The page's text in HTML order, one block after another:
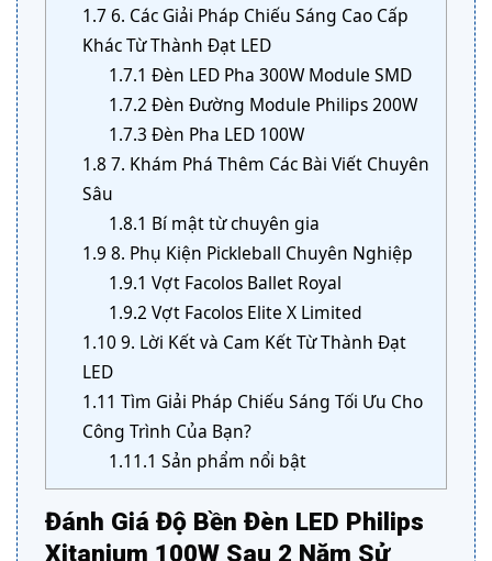
1.76. Các Giải Pháp Chiếu Sáng Cao Cấp
Khác Từ Thành Đạt LED
1.7.1 Đèn LED Pha 300W Module SMD
1.7.2 Đèn Đường Module Philips 200W
1.7.3 Đèn Pha LED 100W
1.8 7. Khám Phá Thêm Các Bài Viết Chuyên
Sâu
1.8.1 Bí mật từ chuyên gia
1.9 8. Phụ Kiện Pickleball Chuyên Nghiệp
1.9.1 Vợt Facolos Ballet Royal
1.9.2 Vợt Facolos Elite X Limited
1.10 9. Lời Kết và Cam Kết Từ Thành Đạt
LED
1.11 Tìm Giải Pháp Chiếu Sáng Tối Ưu Cho
Công Trình Của Bạn?
1.11.1 Sản phẩm nổi bật
Đánh Giá Độ Bền Đèn LED Philips
Xitanium 100W Sau 2 Năm Sử